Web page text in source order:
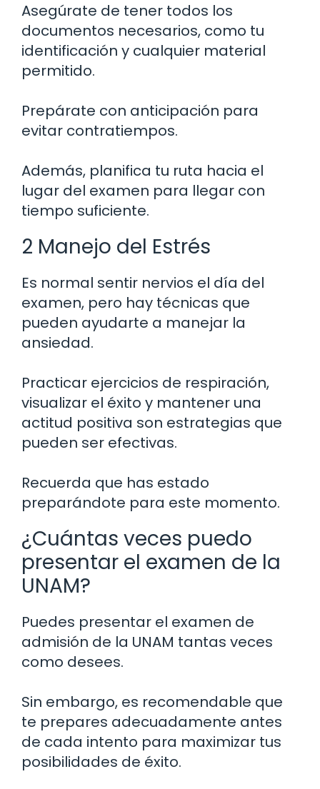
Asegúrate de tener todos los
documentos necesarios, como tu
identificación y cualquier material
permitido.
Prepárate con anticipación para
evitar contratiempos.
Además, planifica tu ruta hacia el
lugar del examen para llegar con
tiempo suficiente.
2 Manejo del Estrés
Es normal sentir nervios el día del
examen, pero hay técnicas que
pueden ayudarte a manejar la
ansiedad.
Practicar ejercicios de respiración,
visualizar el éxito y mantener una
actitud positiva son estrategias que
pueden ser efectivas.
Recuerda que has estado
preparándote para este momento.
¿Cuántas veces puedo
presentar el examen de la
UNAM?
Puedes presentar el examen de
admisión de la UNAM tantas veces
como desees.
Sin embargo, es recomendable que
te prepares adecuadamente antes
de cada intento para maximizar tus
posibilidades de éxito.